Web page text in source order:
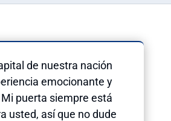
de nuestra nación
emocionante y
puerta siempre está
usted, así que no dude